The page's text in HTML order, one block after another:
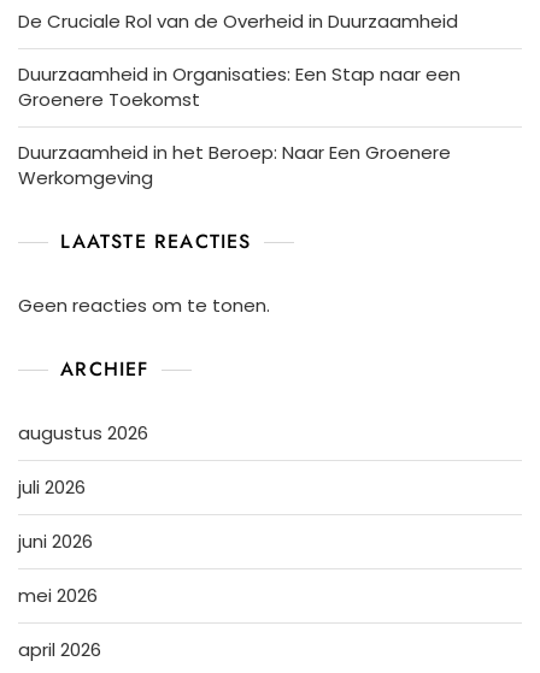
De Cruciale Rol van de Overheid in Duurzaamheid
Duurzaamheid in Organisaties: Een Stap naar een
Groenere Toekomst
Duurzaamheid in het Beroep: Naar Een Groenere
Werkomgeving
LAATSTE REACTIES
Geen reacties om te tonen.
ARCHIEF
augustus 2026
juli 2026
juni 2026
mei 2026
april 2026